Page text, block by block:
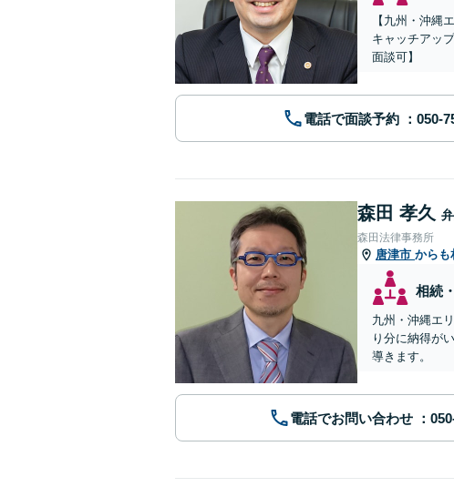
【九州・沖縄
キャッチアッ
面談可】
電話で面談予約
森田 孝久
森田法律事務所
唐津市 からも
相続
九州・沖縄エ
り分に納得が
導きます。
電話でお問い合わせ